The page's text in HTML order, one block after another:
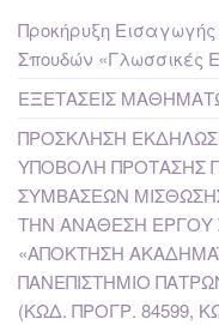
Προκήρυξη
Σπουδών «Γλωσσικές
ΕΞΕΤΑΣΕΙΣ
ΠΡΟΣΚΛΗΣΗ
ΥΠΟΒΟΛΗ ΠΡΟΤΑΣΗΣ
ΣΥΜΒΑΣΕΩΝ
ΤΗΝ ΑΝΑΘΕΣΗ ΕΡΓΟΥ
«ΑΠΟΚΤΗΣΗ
ΠΑΝΕΠΙΣΤΗΜΙΟ
(ΚΩΔ. ΠΡΟΓΡ. 84599,